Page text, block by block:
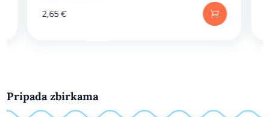
2,65€
Pripada zbirkama